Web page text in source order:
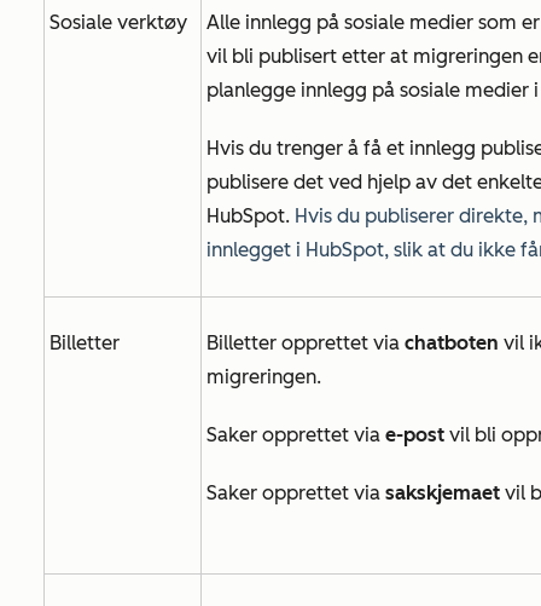
Sosiale verktøy
Alle innlegg på sosiale medier som
vil bli publisert etter at migreringen
planlegge innlegg på sosiale medier
Hvis du trenger å få et innlegg
publisere det ved hjelp av det
HubSpot. Hvis du publiserer direkte,
innlegget i HubSpot, slik at du ikke
Billetter Billetter opprettet via chatboten vil
migreringen.
Saker opprettet via e-post vil bli
Saker opprettet via sakskjemaet vil